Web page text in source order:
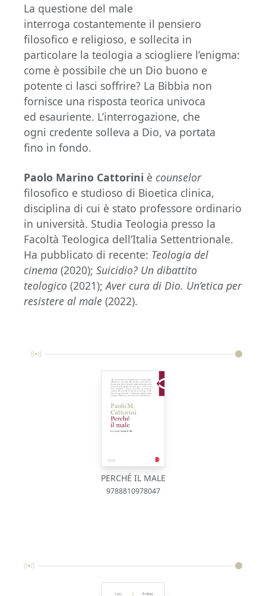
La questione del male
interroga costantemente il pensiero
filosofico e religioso, e sollecita in
particolare la teologia a sciogliere l’enigma:
come è possibile che un Dio buono e
potente ci lasci soffrire? La Bibbia non
fornisce una risposta teorica univoca
ed esauriente. L’interrogazione, che
ogni credente solleva a Dio, va portata
fino in fondo.
Paolo Marino Cattorini è counselor
filosofico e studioso di Bioetica clinica,
disciplina di cui è stato professore ordinario
in università. Studia Teologia presso la
Facoltà Teologica dell’Italia Settentrionale.
Ha pubblicato di recente: Teologia del
cinema (2020); Suicidio? Un dibattito
teologico (2021);Aver cura di Dio. Un’etica per
resistere al male (2022).
PERCHÉ IL MALE
9788810978047